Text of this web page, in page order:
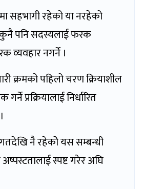
सहभागी रहेको या नरहेको
कुनै पनि सदस्यलाई फरक
व्यवहार नगर्ने ।
क्रमको पहिलो चरण क्रियाशील
प्रक्रियालाई निर्धारित
नै रहेकोे यस सम्बन्धी
स्पष्ट गरेर अघि